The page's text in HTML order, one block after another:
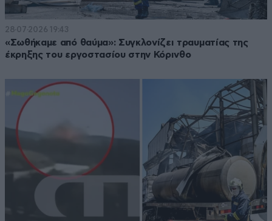
28·07·2026 19:43
«Σωθήκαμε από θαύμα»: Συγκλονίζει τραυματίας της
έκρηξης του εργοστασίου στην Κόρινθο